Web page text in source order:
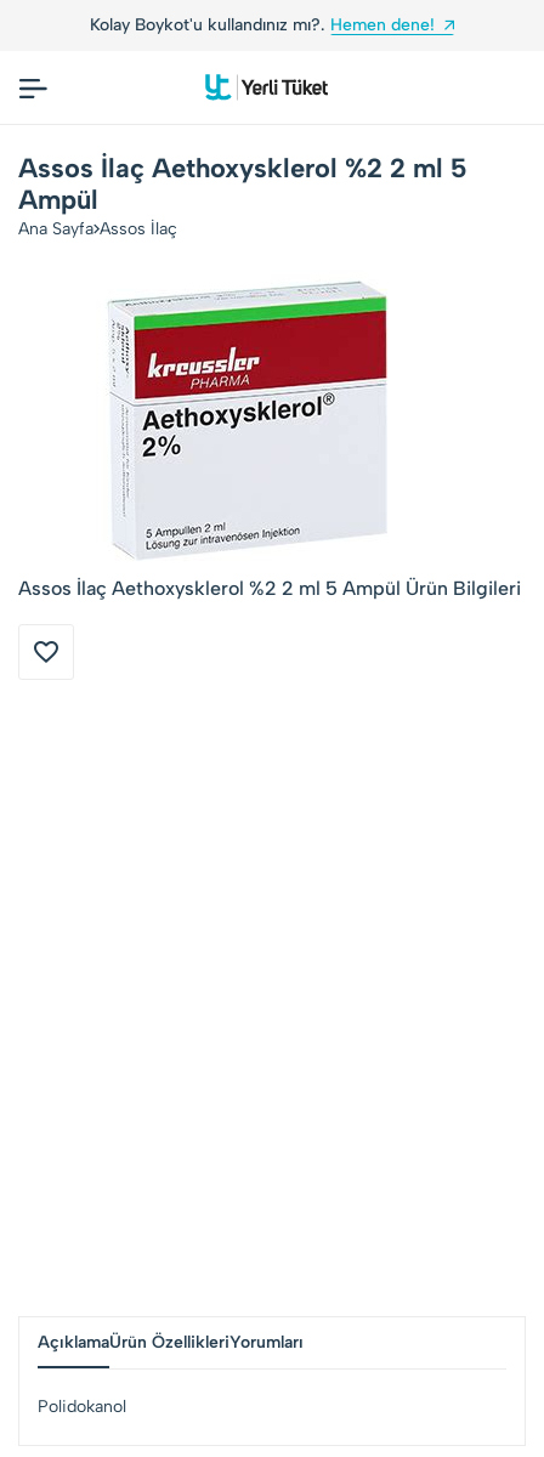
Kolay Boykot'u kullandınız mı?. Hemen dene!
Assos İlaç Aethoxysklerol %2 2 ml 5
Ampül
Ana Sayfa Assos İlaç
Assos İlaç Aethoxysklerol %2 2 ml 5 Ampül Ürün Bilgileri
AçıklamaÜrün ÖzellikleriYorumları
Polidokanol